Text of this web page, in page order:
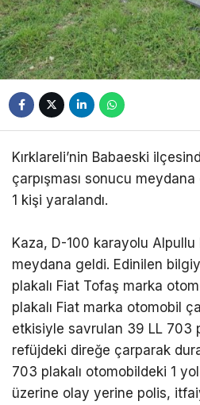
Kırklareli’nin Babaeski
çarpışması sonucu
1 kişi yaralandı.
Kaza, D-100 karayolu Alpullu
meydana geldi. Edinilen
plakalı Fiat Tofaş marka
plakalı Fiat marka otomobil
etkisiyle savrulan 39 LL 703
refüjdeki direğe çarparak
703 plakalı otomobildeki 1
üzerine olay yerine polis,